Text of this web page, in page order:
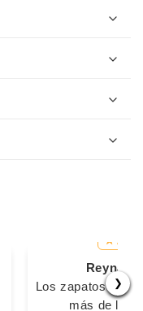
❯
Reyna
Los zapatos son
más de lo